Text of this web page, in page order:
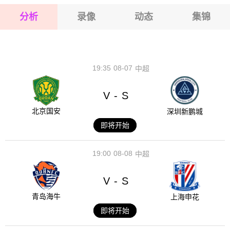
2026-08-15 【秘印加杯】 哈夫纳夫约杜尔VS瓦路尔
分析 录像 动态 集锦
08-07
19:35 中超
北京国安
V - S
深圳新鹏城
即将开始
08-08
19:00 中超
青岛海牛
V - S
上海申花
即将开始